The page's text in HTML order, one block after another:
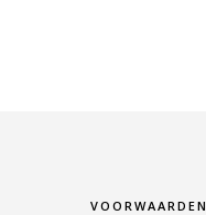
VOORWAARDEN